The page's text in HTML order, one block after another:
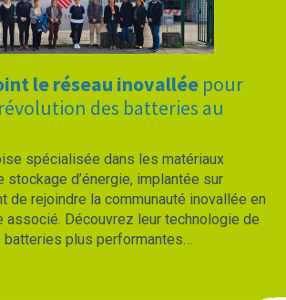
le réseau inovallée pour
des batteries au
spécialisée dans les matériaux
stockage d’énergie, implantée sur
de rejoindre la communauté inovallée en
associé. Découvrez leur technologie de
plus performantes…